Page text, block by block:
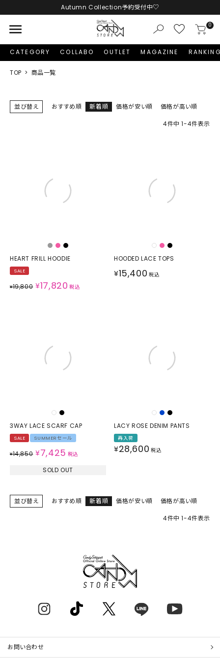
Autumn Collection予約受付中♡
menu 0
CATEGORY COLLABO OUTLET MAGAZINE
TOP 商品一覧
並び替え おすすめ順 新着順 価格が安い順 価格が高い順
4件中 1-4件表示
HEART FRILL HOODIE
SALE
¥19,800 ¥17,820 税込
HOODED LACE TOPS
¥15,400 税込
3WAY LACE SCARF CAP
SALE SUMMERセール
¥14,850 ¥7,425 税込
SOLD OUT
LACY ROSE DENIM PANTS
再入荷
¥28,600 税込
並び替え おすすめ順 新着順 価格が安い順 価格が高い順
4件中 1-4件表示
お問い合わせ